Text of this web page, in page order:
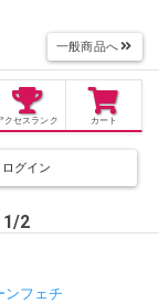
一般商品へ
クセス ランク カート
ログイン
1/2
ンフェチ